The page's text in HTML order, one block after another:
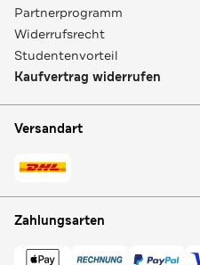
Partnerprogramm
Widerrufsrecht
Studentenvorteil
Kaufvertrag widerrufen
Versandart
Zahlungsarten